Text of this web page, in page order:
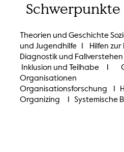
Schwerpunkte
Theorien und Geschichte
und Jugendhilfe I Hilfen zur
Diagnostik und
Inklusion und Teilhabe I
Organisationen
Organisationsforschung I
Organizing I Systemische